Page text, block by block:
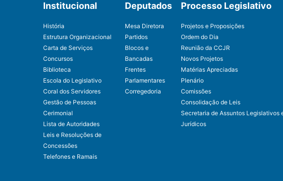
Institucional
História
Estrutura Organizacional
Carta de Serviços
Concursos
Biblioteca
Escola do Legislativo
Coral dos Servidores
Gestão de Pessoas
Cerimonial
Lista de Autoridades
Leis e Resoluções de
Concessões
Telefones e Ramais
Deputados
Mesa Diretora
Partidos
Blocos e
Bancadas
Frentes
Parlamentares
Corregedoria
Processo Legislativo
Projetos e Proposições
Ordem do Dia
Reunião da CCJR
Novos Projetos
Matérias Apreciadas
Plenário
Comissões
Consolidação de Leis
Secretaria de Assuntos Legislativos
Jurídicos